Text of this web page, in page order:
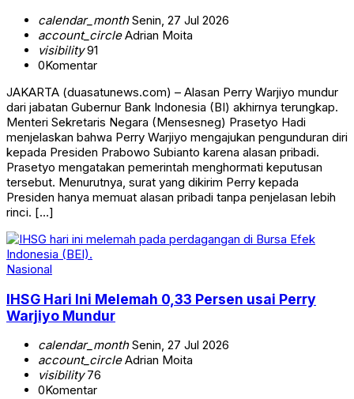
calendar_monthSenin, 27 Jul 2026
account_circleAdrian Moita
visibility91
0Komentar
JAKARTA (duasatunews.com) – Alasan Perry Warjiyo mundur
dari jabatan Gubernur Bank Indonesia (BI) akhirnya terungkap.
Menteri Sekretaris Negara (Mensesneg) Prasetyo Hadi
menjelaskan bahwa Perry Warjiyo mengajukan pengunduran diri
kepada Presiden Prabowo Subianto karena alasan pribadi.
Prasetyo mengatakan pemerintah menghormati keputusan
tersebut. Menurutnya, surat yang dikirim Perry kepada
Presiden hanya memuat alasan pribadi tanpa penjelasan lebih
rinci. […]
Nasional
IHSG Hari Ini Melemah 0,33 Persen usai Perry
Warjiyo Mundur
calendar_monthSenin, 27 Jul 2026
account_circleAdrian Moita
visibility76
0Komentar